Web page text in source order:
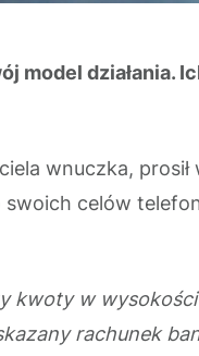
model działania.
wnuczka, prosił
swoich celów
w wysokości
rachunek